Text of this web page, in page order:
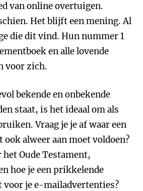
van online overtuigen.
Het blijft een mening. Al
die dit vind. Hun nummer 1
en alle lovende
voor zich.
bekende en onbekende
staat, is het ideaal om als
Vraag je je af waar een
alweer aan moet voldoen?
het Oude Testament,
hoe je een prikkelende
voor je e-mailadvertenties?